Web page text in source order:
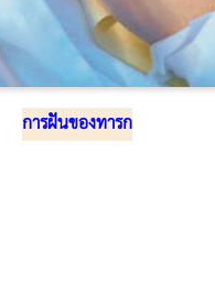
การฝันของทารก